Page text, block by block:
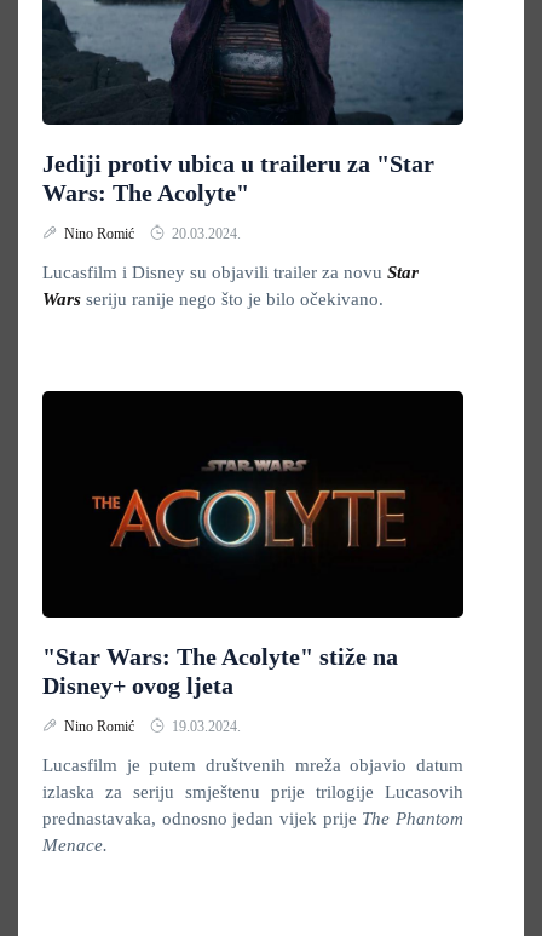
Jediji protiv ubica u traileru za "Star
Wars: The Acolyte"
Nino Romić 20.03.2024.
Lucasfilm i Disney su objavili trailer za novu Star
Wars seriju ranije nego što je bilo očekivano.
"Star Wars: The Acolyte" stiže na
Disney+ ovog ljeta
Nino Romić 19.03.2024.
Lucasfilm je putem društvenih mreža objavio datum
izlaska za seriju smještenu prije trilogije Lucasovih
prednastavaka, odnosno jedan vijek prije The Phantom
Menace.